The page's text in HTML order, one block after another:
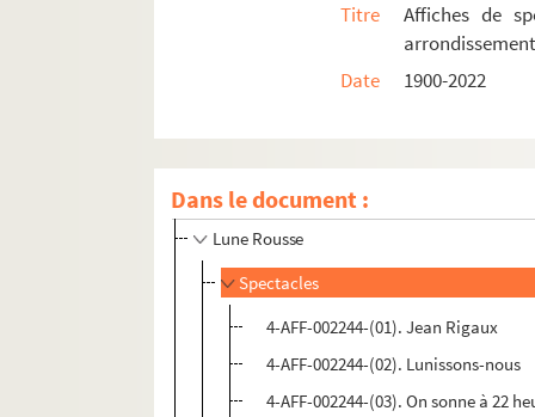
Titre
Affiches de
Date
1900-2022
Dans le document :
Fondation Dosne-Thiers
Gaîté-Rochechouart
La Grande Comédie
Grand-Guignol
Lune Rousse
Spectacles
4-AFF-002244-(01). Jean Rigaux
4-AFF-002244-(02). Lunissons-nous
4-AFF-002244-(03). On sonne à 22